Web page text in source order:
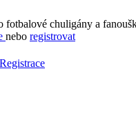
fotbalové chuligány a
nebo registrovat
Registrace